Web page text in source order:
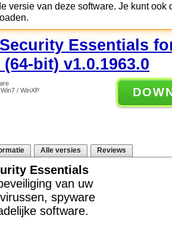
versie van deze software. Je kunt ook
Essentials
bit) v1.0.1963.0
/ WinXP
Alle versies Reviews
Essentials
van uw
spyware
software.